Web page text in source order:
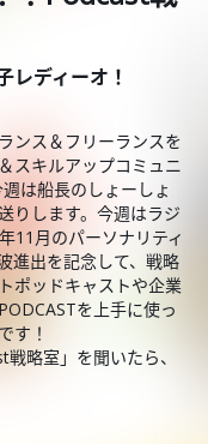
レディーオ！
ンス＆フリーランスを
スキルアップコミュニ
は船長のしょーしょ
りします。今週はラジ
11月のパーソナリティ
進出を記念して、戦略
ポッドキャストや企業
を上手に使っ
す！
略室」を聞いたら、